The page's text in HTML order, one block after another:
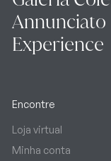
Annunciato
Experience
Encontre
Loja virtual
Minha conta